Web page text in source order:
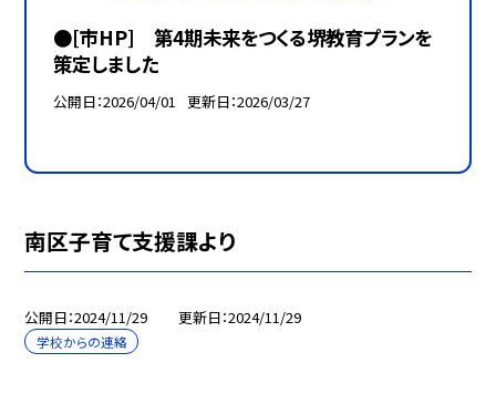
●[市HP] 第4期未来をつくる堺教育プランを
策定しました
公開日 2026/04/01 更新日 2026/03/27
南区子育て支援課より
公開日 2024/11/29 更新日 2024/11/29
学校からの連絡